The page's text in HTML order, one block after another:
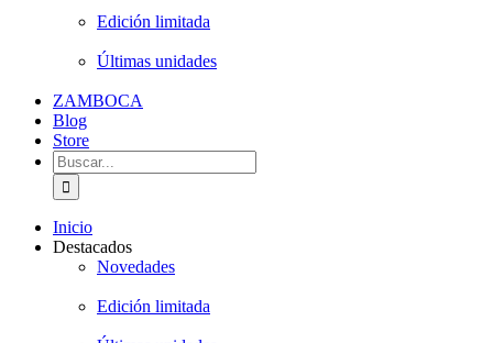
Edición limitada
Últimas unidades
ZAMBOCA
Blog
Store
Buscar:
Inicio
Destacados
Novedades
Edición limitada